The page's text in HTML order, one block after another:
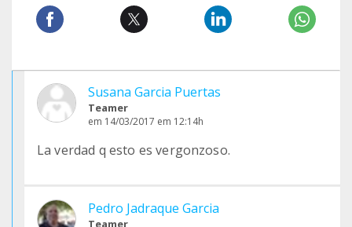
Susana Garcia Puertas
Teamer
em 14/03/2017 em 12:14h
La verdad q esto es vergonzoso.
Pedro Jadraque Garcia
Teamer